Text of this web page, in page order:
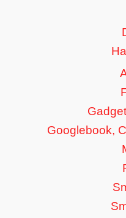
Googlebook,